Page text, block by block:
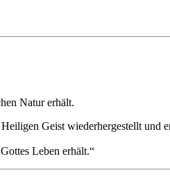
Natur erhält.
Geist wiederhergestellt
Leben erhält.“